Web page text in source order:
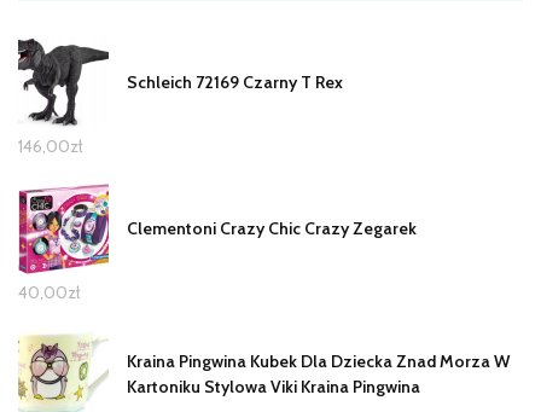
Schleich 72169 Czarny T Rex
146,00zł
Clementoni Crazy Chic Crazy Zegarek
40,00zł
Kraina Pingwina Kubek Dla Dziecka Znad Morza W
Kartoniku Stylowa Viki Kraina Pingwina